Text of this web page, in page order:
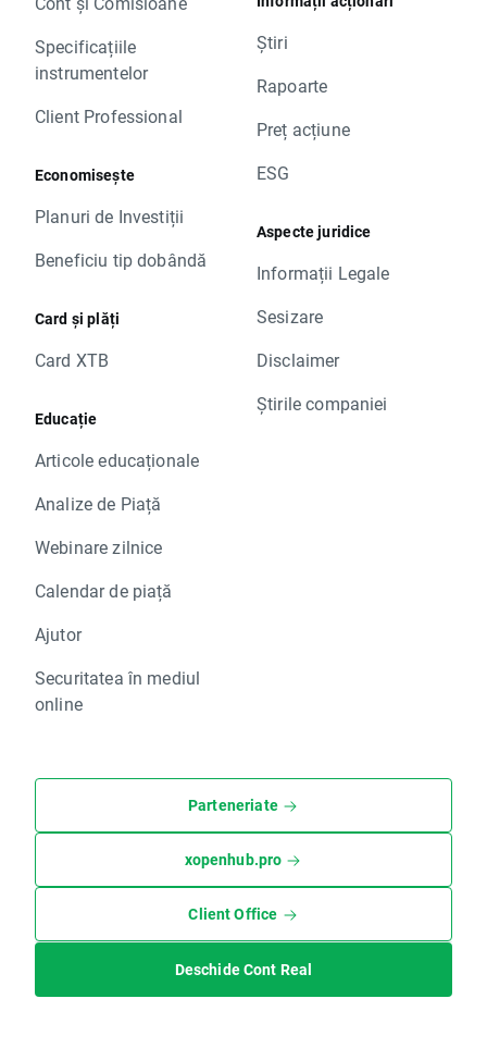
Specificațiile
instrumentelor
Client Professional
Economisește
Planuri de Investiții
Beneficiu tip dobândă
Card și plăți
Card XTB
Educație
Articole educaționale
Analize de Piață
Webinare zilnice
Calendar de piață
Ajutor
Securitatea în mediul
online
Știri
Rapoarte
Preț acțiune
ESG
Aspecte juridice
Informații Legale
Sesizare
Disclaimer
Știrile companiei
Parteneriate
xopenhub.pro
Client Office
Deschide Cont Real